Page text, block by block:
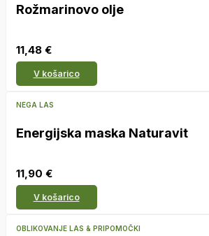
Rožmarinovo olje
11,48 €
V košarico
NEGA LAS
Energijska maska Naturavit
11,90 €
V košarico
OBLIKOVANJE LAS & PRIPOMOČKI